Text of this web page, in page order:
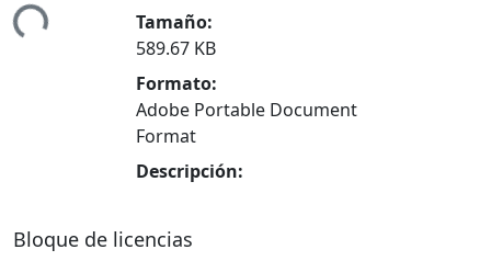
Tamaño:
589.67 KB
Formato:
Adobe Portable Document
Format
Descripción:
Bloque de licencias